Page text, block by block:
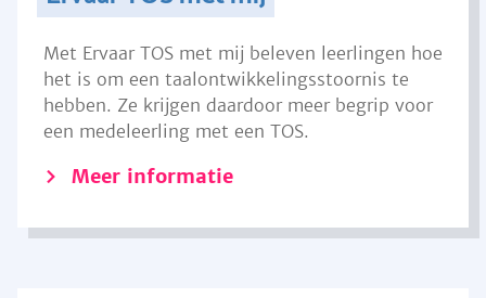
Met Ervaar TOS met mij beleven leerlingen hoe
het is om een taalontwikkelingsstoornis te
hebben. Ze krijgen daardoor meer begrip voor
een medeleerling met een TOS.
Meer informatie